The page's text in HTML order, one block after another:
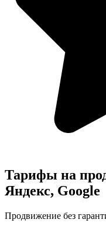
Тарифы на
Яндекс, Google
Продвижение без